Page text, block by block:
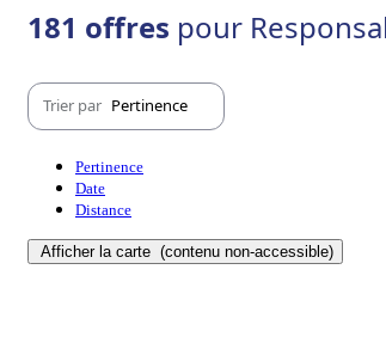
181 offres pour
Trier par Pertinence
Pertinence
Date
Distance
Afficher la carte (contenu non-accessible)